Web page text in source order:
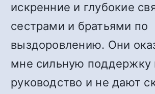
искренние и глубокие
сестрами и братьями по
выздоровлению. Они
мне сильную поддержку
руководство и не дают